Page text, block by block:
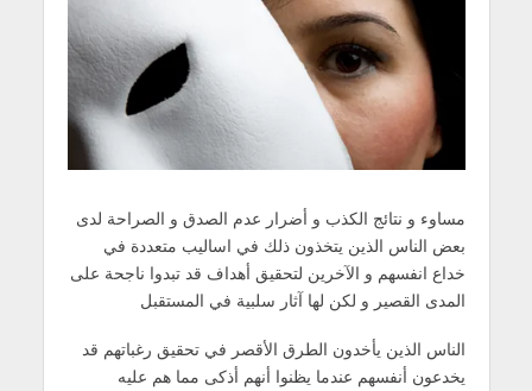
مساوء و نتائج الكذب و أضرار عدم الصدق و الصراحة لدى
بعض الناس الذين يتخذون ذلك في اساليب متعددة في
خداع انفسهم و الآخرين لتحقيق أهداف قد تبدوا ناجحة على
المدى القصير و لكن لها آثار سلبية في المستقبل
الناس الذين يأخدون الطرق الأقصر في تحقيق رغباتهم قد
يخدعون أنفسهم عندما يظنوا أنهم أذكى مما هم عليه